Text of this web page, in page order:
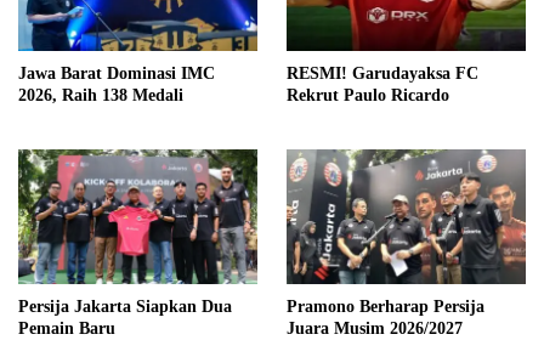
Jawa Barat Dominasi IMC
2026, Raih 138 Medali
RESMI! Garudayaksa FC
Rekrut Paulo Ricardo
Persija Jakarta Siapkan Dua
Pemain Baru
Pramono Berharap Persija
Juara Musim 2026/2027